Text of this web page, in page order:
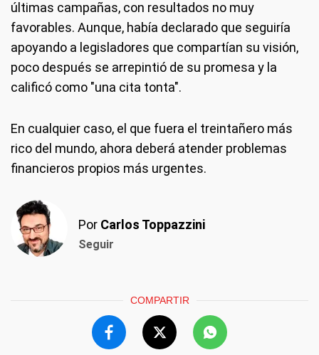
últimas campañas, con resultados no muy
favorables. Aunque, había declarado que seguiría
apoyando a legisladores que compartían su visión,
poco después se arrepintió de su promesa y la
calificó como "una cita tonta".
En cualquier caso, el que fuera el treintañero más
rico del mundo, ahora deberá atender problemas
financieros propios más urgentes.
Por Carlos Toppazzini
Seguir
COMPARTIR